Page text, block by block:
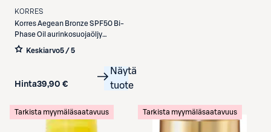
KORRES
KorresAegean Bronze SPF50 Bi-
Phase Oil aurinkosuojaöljy
vartalolle 150ml
Keskiarvo5 / 5
Hinta39,90 €
Näytä
tuote
Tarkista myymäläsaatavuus Tarkista myymäläsaatavuus